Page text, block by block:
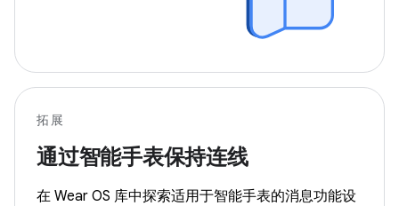
拓展
通过智能手表保持连线
在 Wear OS 库中探索适用于智能手表的消息功能设